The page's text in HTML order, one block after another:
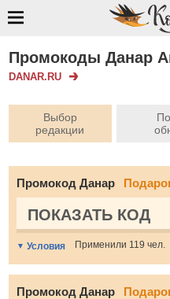
Промокоды Данар
DANAR.RU
Выбор
редакции
Промокод Данар
ПОКАЗАТЬ КОД
Условия Применили 119 чел.
Промокод Данар